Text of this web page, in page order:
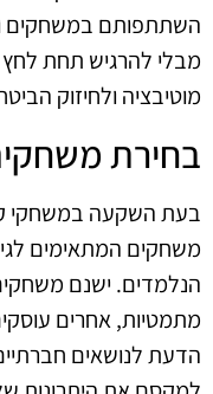
השתתפותם במשחקים
מבלי להרגיש תחת לחץ
מוטיבציה ולחיזוק
בחירת
בעת השקעה במשחקי
משחקים המתאימים
הנלמדים. ישנם משחקים
מתמטיות, אחרים
הדעת לנושאים